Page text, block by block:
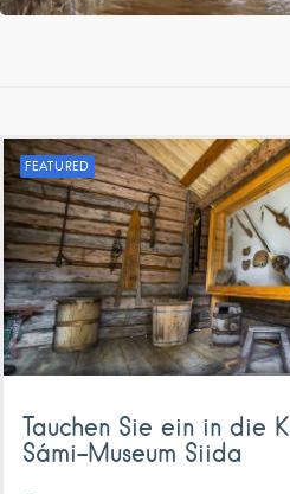
FEATURED
Tauchen Sie ein in die
Sámi-Museum Siida